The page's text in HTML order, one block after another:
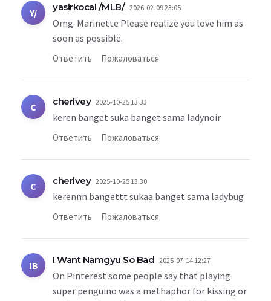
Y/ yasirkocal /MLB/ 2026-02-09 23:05
Omg. Marinette Please realize you love him as
soon as possible.
Ответить Пожаловаться
C cherlvey 2025-10-25 13:33
keren banget suka banget sama ladynoir
Ответить Пожаловаться
C cherlvey 2025-10-25 13:30
kerennn bangettt sukaa banget sama ladybug
Ответить Пожаловаться
IB I Want Namgyu So Bad 2025-07-14 12:27
On Pinterest some people say that playing
super penguino was a methaphor for kissing or